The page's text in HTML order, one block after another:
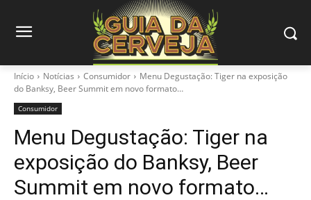
Início Notícias Consumidor
Menu Degustação: Tiger na exposição
do Banksy, Beer Summit em novo formato…
Consumidor
Menu Degustação: Tiger na
exposição do Banksy, Beer
Summit em novo formato…